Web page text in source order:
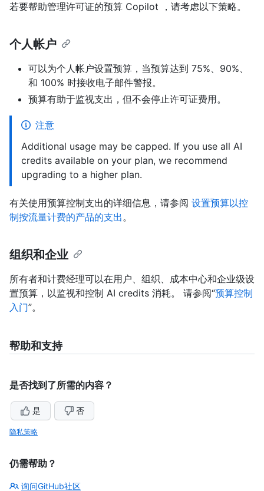
若要帮助管理许可证的预算 Copilot ，请考虑以下策略。
个人帐户
可以为个人帐户设置预算，当预算达到 75%、90%、
和 100% 时接收电子邮件警报。
预算有助于监视支出，但不会停止许可证费用。
注意
Additional usage may be capped. If you use all AI
credits available on your plan, we recommend
upgrading to a higher plan.
有关使用预算控制支出的详细信息，请参阅 设置预算以控
制按流量计费的产品的支出。
组织和企业
所有者和计费经理可以在用户、组织、成本中心和企业级设
置预算，以监视和控制 AI credits 消耗。 请参阅“预算控制
入门”。
帮助和支持
是否找到了所需的内容？
是 否
隐私策略
仍需帮助？
询问GitHub社区